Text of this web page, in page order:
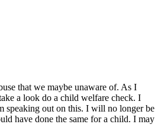
that we maybe unaware of. As I
a look do a child welfare check. I
speaking out on this. I will no longer be
have done the same for a child. I may